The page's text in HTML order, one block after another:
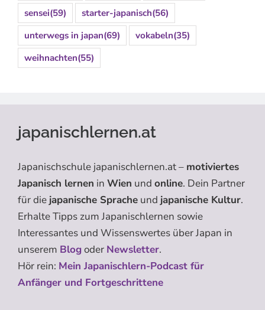
sensei(59) starter-japanisch(56)
unterwegs in japan(69) vokabeln(35)
weihnachten(55)
japanischlernen.at
Japanischschule japanischlernen.at – motiviertes
Japanisch lernen in Wien und online. Dein Partner
für die japanische Sprache und japanische Kultur.
Erhalte Tipps zum Japanischlernen sowie
Interessantes und Wissenswertes über Japan in
unserem Blogoder Newsletter.
Hör rein: Mein Japanischlern-Podcast für
Anfänger und Fortgeschrittene